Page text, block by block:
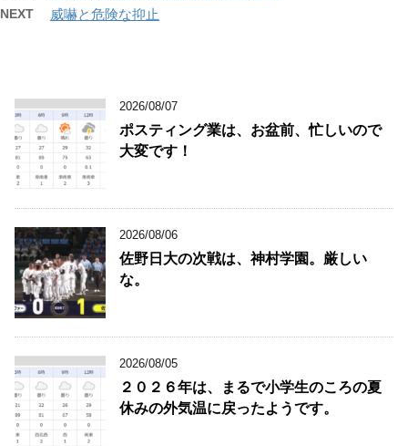
NEXT 威嚇と危険な抑止
2026/08/07
ポスティング業は、お盆前、忙しいので
大変です！
2026/08/06
佐野日大の次戦は、神村学園。厳しい
な。
2026/08/05
２０２６年は、まるで小学生のころの夏
休みの外気温に戻ったようです。